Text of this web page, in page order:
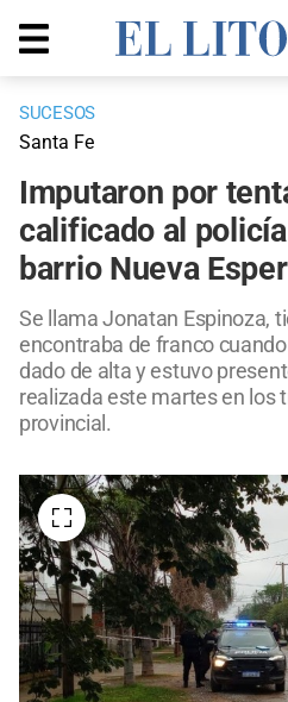
SUCESOS
Santa Fe
Imputaron por
calificado al
barrio Nueva
Se llama Jonatan Espinoza,
encontraba de franco
dado de alta y estuvo
realizada este martes en los
provincial.